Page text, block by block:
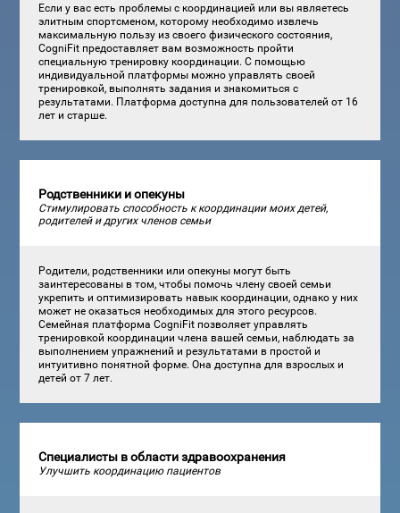
Если у вас есть проблемы с координацией или вы являетесь
элитным спортсменом, которому необходимо извлечь
максимальную пользу из своего физического состояния,
CogniFit предоставляет вам возможность пройти
специальную тренировку координации. С помощью
индивидуальной платформы можно управлять своей
тренировкой, выполнять задания и знакомиться с
результатами. Платформа доступна для пользователей от 16
лет и старше.
Родственники и опекуны
Стимулировать способность к координации моих детей,
родителей и других членов семьи
Родители, родственники или опекуны могут быть
заинтересованы в том, чтобы помочь члену своей семьи
укрепить и оптимизировать навык координации, однако у них
может не оказаться необходимых для этого ресурсов.
Семейная платформа CogniFit позволяет управлять
тренировкой координации члена вашей семьи, наблюдать за
выполнением упражнений и результатами в простой и
интуитивно понятной форме. Она доступна для взрослых и
детей от 7 лет.
Специалисты в области здравоохранения
Улучшить координацию пациентов